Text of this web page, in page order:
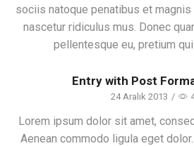
sociis natoque penatibus et
nascetur ridiculus mus. Donec
pellentesque eu, pretium
Entry with Post
24 Aralık 2013 /
Lorem ipsum dolor sit amet,
Aenean commodo ligula eget